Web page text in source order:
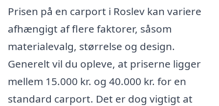
Prisen på en carport i Roslev kan variere
afhængigt af flere faktorer, såsom
materialevalg, størrelse og design.
Generelt vil du opleve, at priserne ligger
mellem 15.000 kr. og 40.000 kr. for en
standard carport. Det er dog vigtigt at